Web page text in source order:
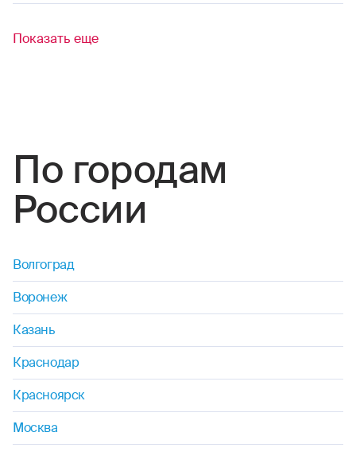
сафари
серфинг
сноубординг
скейтбординг
сквош
софтбол
стрельба (любая)
Показать еще
По городам
России
Волгоград
Воронеж
Казань
Краснодар
Красноярск
Москва